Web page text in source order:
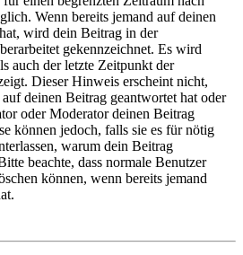
Wenn bereits jemand auf deinen
wird dein Beitrag in der
gekennzeichnet. Es wird
auch der letzte Zeitpunkt der
Dieser Hinweis erscheint nicht,
deinen Beitrag geantwortet hat oder
oder Moderator deinen Beitrag
können jedoch, falls sie es für nötig
warum dein Beitrag
beachte, dass normale Benutzer
können, wenn bereits jemand